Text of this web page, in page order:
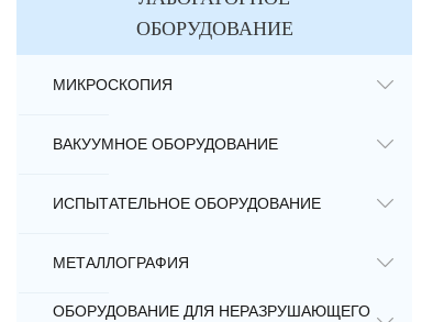
ОБОРУДОВАНИЕ
МИКРОСКОПИЯ
ВАКУУМНОЕ ОБОРУДОВАНИЕ
ИСПЫТАТЕЛЬНОЕ ОБОРУДОВАНИЕ
МЕТАЛЛОГРАФИЯ
ОБОРУДОВАНИЕ ДЛЯ НЕРАЗРУШАЮЩЕГО